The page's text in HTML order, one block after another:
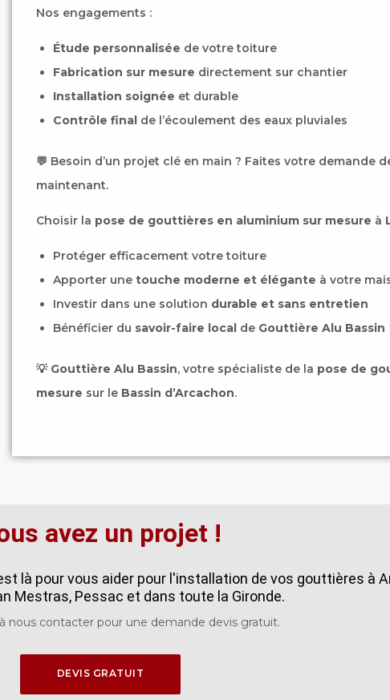
Nos engagements :
Étude personnalisée de votre toiture
Fabrication sur mesure directement sur chantier
Installation soignée et durable
Contrôle final de l’écoulement des eaux pluviales
💬 Besoin d’un projet clé en main ? Faites votre demande
maintenant.
Choisir la pose de gouttières en aluminium sur mesure à
Protéger efficacement votre toiture
Apporter une touche moderne et élégante à votre
Investir dans une solution durable et sans entretien
Bénéficier du savoir-faire local de Gouttière Alu Bassin
💡 Gouttière Alu Bassin, votre spécialiste de la pose de
mesure sur le Bassin d’Arcachon.
avez un projet !
là pour vous aider pour l'installation de vos gouttières à
Mestras, Pessac et dans toute la Gironde.
à nous contacter pour une demande devis gratuit.
DEVIS GRATUIT